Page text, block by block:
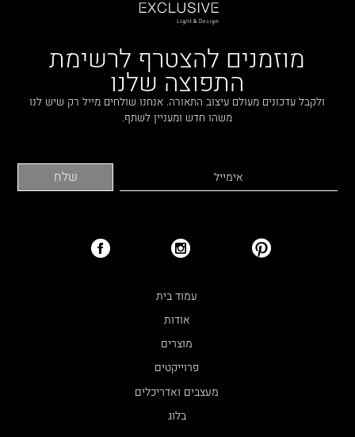
מוזמנים להצטרף לרשימת
התפוצה שלנו
ולקבל עדכונים מעולם עיצוב התאורה. אנחנו שולחים מייל רק שיש לנו
משהו חדש ומעניין לשתף.
עמוד בית
אודות
מוצרים
פרוייקטים
מעצבים ואדריכלים
בלוג